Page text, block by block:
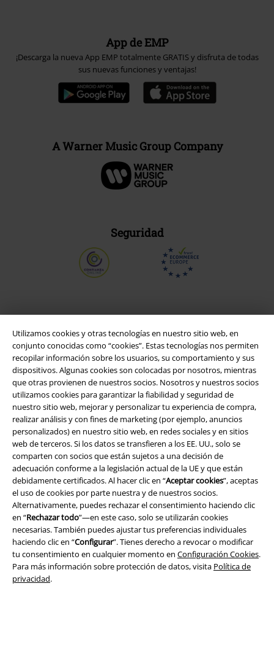
Utilizamos cookies y otras tecnologías en nuestro sitio web, en
conjunto conocidas como “cookies”. Estas tecnologías nos permiten
recopilar información sobre los usuarios, su comportamiento y sus
dispositivos. Algunas cookies son colocadas por nosotros, mientras
que otras provienen de nuestros socios. Nosotros y nuestros socios
utilizamos cookies para garantizar la fiabilidad y seguridad de
nuestro sitio web, mejorar y personalizar tu experiencia de compra,
realizar análisis y con fines de marketing (por ejemplo, anuncios
personalizados) en nuestro sitio web, en redes sociales y en sitios
web de terceros. Si los datos se transfieren a los EE. UU., solo se
comparten con socios que están sujetos a una decisión de
adecuación conforme a la legislación actual de la UE y que están
debidamente certificados. Al hacer clic en “Aceptar cookies”, aceptas
el uso de cookies por parte nuestra y de nuestros socios.
Alternativamente, puedes rechazar el consentimiento haciendo clic
en “Rechazar todo”—en este caso, solo se utilizarán cookies
necesarias. También puedes ajustar tus preferencias individuales
haciendo clic en “Configurar”. Tienes derecho a revocar o modificar
tu consentimiento en cualquier momento en Configuración Cookies.
Para más información sobre protección de datos, visita Política de
privacidad.
App de EMP
¡Descarga la nueva App EMP totalmente GRATIS y disfruta de todas
sus nuevas funciones y ventajas!
A Warner Music Group Company
Seguridad
Legal
Términos y Condiciones
Aviso Legal
Ley protección de datos
Eliminación de residuos y protección del medioambiente
Declaración de Conformidad
Información sobre accesibilidad